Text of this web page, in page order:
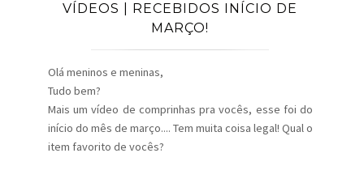
VÍDEOS | RECEBIDOS INÍCIO DE
MARÇO!
Olá meninos e meninas,
Tudo bem?
Mais um vídeo de comprinhas pra vocês, esse foi do
início do mês de março.... Tem muita coisa legal! Qual o
item favorito de vocês?